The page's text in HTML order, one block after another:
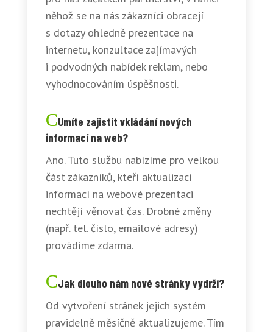
něhož se na nás zákazníci obracejí
s dotazy ohledně prezentace na
internetu, konzultace zajímavých
i podvodných nabídek reklam, nebo
vyhodnocováním úspěšnosti.
Umíte zajistit vkládání nových
informací na web?
Ano. Tuto službu nabízíme pro velkou
část zákazníků, kteří aktualizaci
informací na webové prezentaci
nechtějí věnovat čas. Drobné změny
(např. tel. číslo, emailové adresy)
provádíme zdarma.
Jak dlouho nám nové stránky vydrží?
Od vytvoření stránek jejich systém
pravidelně měsíčně aktualizujeme. Tím